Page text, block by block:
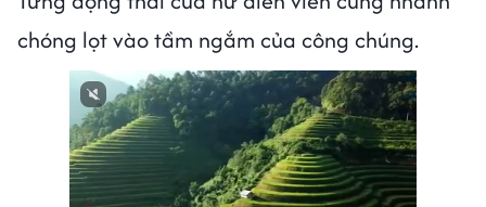
chóng lọt vào tầm ngắm của công chúng.